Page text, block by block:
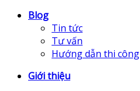
Blog
Tin tức
Tư vấn
Hướng dẫn thi công
Giới thiệu